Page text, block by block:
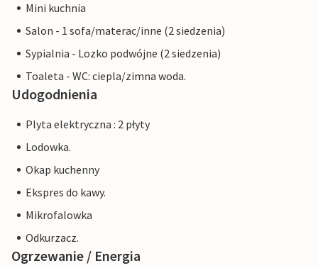
Mini kuchnia
Salon - 1 sofa/materac/inne (2 siedzenia)
Sypialnia - Lozko podwójne (2 siedzenia)
Toaleta - WC: ciepla/zimna woda.
Udogodnienia
Plyta elektryczna : 2 płyty
Lodowka.
Okap kuchenny
Ekspres do kawy.
Mikrofalowka
Odkurzacz.
Ogrzewanie / Energia